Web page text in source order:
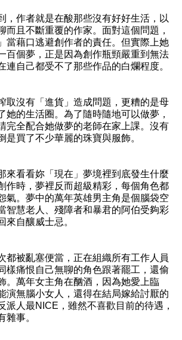
，作者就是在酸那些沒有好好生活，以
而且不斷重覆的作家。面對這個問題，
當藉口逃避創作者的責任。但實際上她
百個夢，正是因為創作瓶頸嚴重到無法
連自己都受不了那些作品的白爛程度。
取沒有「進貨」造成問題，更糟的是母
她的生活圈。為了隨時隨地可以做夢，
完全配合她做夢的老師在家上課。沒有
是買了不少華麗的珠寶與服飾。
來看看妳「現在」夢境裡到底發生什麼
作時，夢裡反而超級精彩，每個角色都
氣。夢中的萬年英雄男主角是個腦袋空
智慧老人、殘障者和暴君的阿伯受夠彩
來自釀威士忌。
都被亂塞便當，正在組織所有工作人員
樣痛恨自己無聊的角色跟著罷工，還偷
。萬年女主角在酗酒，因為她愛上臨
演無腦小女人，還得在結局嫁給討厭的
派人最NICE，雖然不喜歡目前的待遇，
雜事。